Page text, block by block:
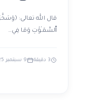
قال الله تعالى:
ٱلسَّمَـٰوَٰتِ وَمَا فِي…
3 دقيقة 9 سبتمبر 2025